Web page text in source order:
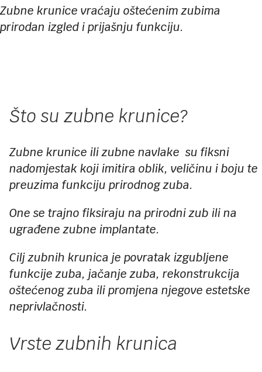
Zubne krunice vraćaju oštećenim zubima
prirodan izgled i prijašnju funkciju.
Što su zubne krunice?
Zubne krunice ili zubne navlake su fiksni
nadomjestak koji imitira oblik, veličinu i boju te
preuzima funkciju prirodnog zuba.
One se trajno fiksiraju na prirodni zub ili na
ugrađene zubne implantate.
Cilj zubnih krunica je povratak izgubljene
funkcije zuba, jačanje zuba, rekonstrukcija
oštećenog zuba ili promjena njegove estetske
neprivlačnosti.
Vrste zubnih krunica